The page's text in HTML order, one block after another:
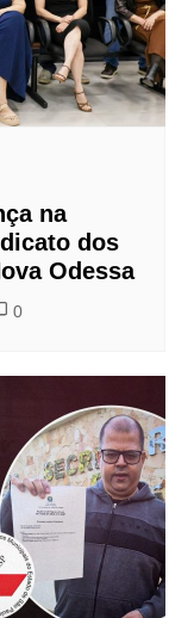
na
dos
Odessa
0